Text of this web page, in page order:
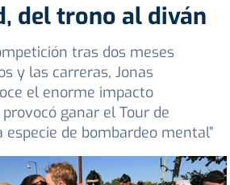
del trono al diván
tras dos meses
y las carreras, Jonas
el enorme impacto
ganar el Tour de
especie de bombardeo mental”